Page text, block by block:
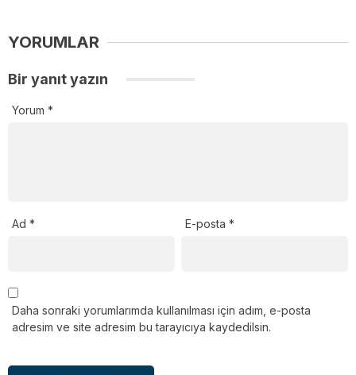
YORUMLAR
Bir yanıt yazın
Yorum *
Ad * E-posta*
Daha sonraki yorumlarımda kullanılması için adım, e-posta
adresim ve site adresim bu tarayıcıya kaydedilsin.